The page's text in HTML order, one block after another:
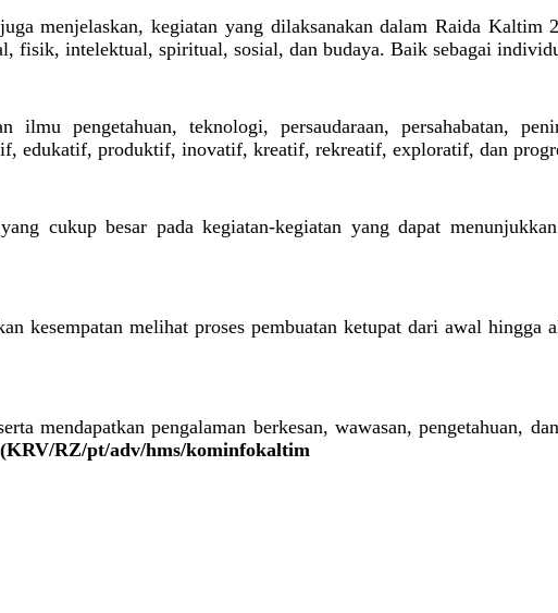
menjelaskan, kegiatan yang dilaksanakan dalam Raida Kaltim
fisik, intelektual, spiritual, sosial, dan budaya. Baik sebagai
pengetahuan, teknologi, persaudaraan, persahabatan,
edukatif, produktif, inovatif, kreatif, rekreatif, exploratif, dan
cukup besar pada kegiatan-kegiatan yang dapat
kesempatan melihat proses pembuatan ketupat dari awal hingga
mendapatkan pengalaman berkesan, wawasan, pengetahuan,
(KRV/RZ/pt/adv/hms/kominfokaltim